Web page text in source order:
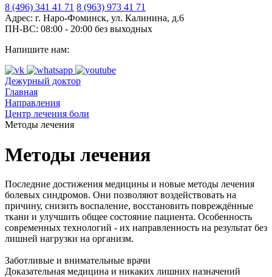
8 (496) 341 41 71 8 (963) 973 41 71
Адрес: г. Наро-Фоминск, ул. Калинина, д.6
ПН-ВС: 08:00 - 20:00 без выходных
Напишите нам:
Дежурный доктор
Главная
Направления
Центр лечения боли
Методы лечения
Методы лечения
Последние достижения медицины и новые методы лечения
болевых синдромов. Они позволяют воздействовать на
причину, снизить воспаление, восстановить повреждённые
ткани и улучшить общее состояние пациента. Особенность
современных технологий - их направленность на результат без
лишней нагрузки на организм.
Заботливые и внимательные врачи
Доказательная медицина и никаких лишних назначений